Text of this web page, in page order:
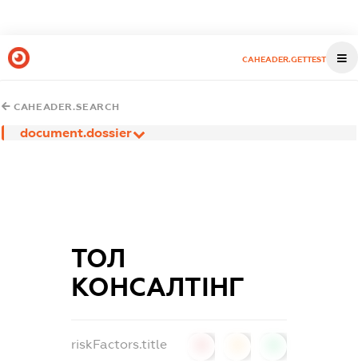
CAHEADER.GETTEST
CAHEADER.SEARCH
document.dossier
ТОЛ
КОНСАЛТІНГ
riskFactors.title